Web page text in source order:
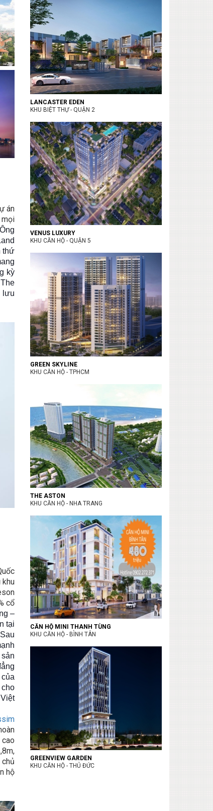
án
Ông
thứ
kỳ
lưu
khu
cổ
–
tại
hộ
LANCASTER EDEN
KHU BIỆT THỰ - QUẬN 2
VENUS LUXURY
KHU CĂN HỘ - QUẬN 5
GREEN SKYLINE
KHU CĂN HỘ - TPHCM
THE ASTON
KHU CĂN HỘ - NHA TRANG
CĂN HỘ MINI THANH TÙNG
KHU CĂN HỘ - BÌNH TÂN
GREENVIEW GARDEN
KHU CĂN HỘ - THỦ ĐỨC